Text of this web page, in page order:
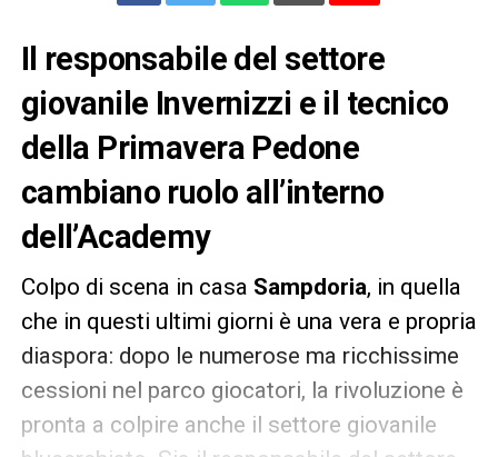
Il responsabile del settore
giovanile Invernizzi e il tecnico
della Primavera Pedone
cambiano ruolo all’interno
dell’Academy
Colpo di scena in casa Sampdoria, in quella
che in questi ultimi giorni è una vera e propria
diaspora: dopo le numerose ma ricchissime
cessioni nel parco giocatori, la rivoluzione è
pronta a colpire anche il settore giovanile